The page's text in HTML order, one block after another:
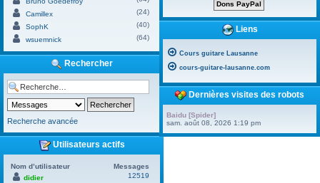
Camillex
(24)
SophK
(40)
wsuemnick
(64)
Rechercher
Recherche avancée
Utilisateurs actifs
Nom d’utilisateur
Messages
didier
12519
Liens
Cours guitare Lausanne
cours-guitare-lausanne.com
Dernières visites des robots
Baidu [Spider]
sam. août 08, 2026 1:19 pm